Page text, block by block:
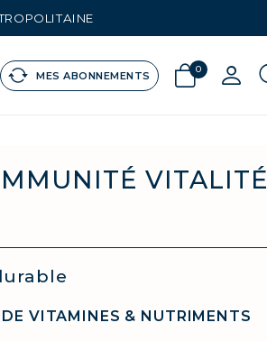
MES ABONNEMENTS
0
VITALITÉ
VITAMINES & NUTRIMENTS